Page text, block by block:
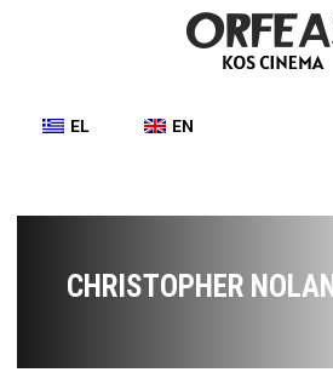
EL EN
CHRISTOPHER NOLAN